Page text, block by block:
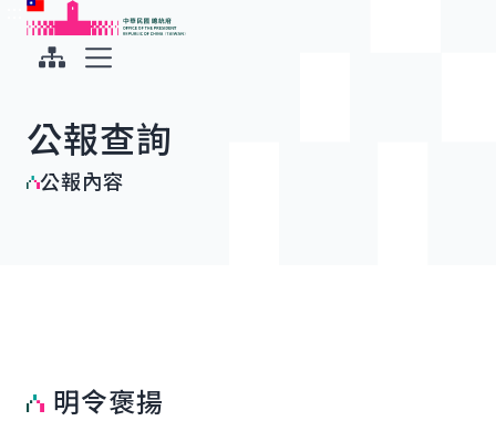
跳到主要內容
中華民國總統府
公報查詢
公報內容
明令褒揚